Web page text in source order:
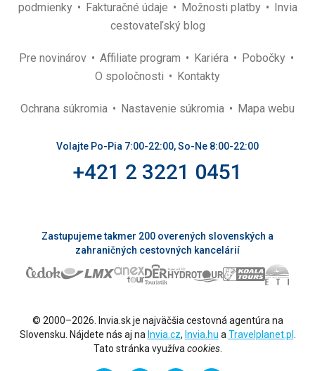
podmienky
Fakturačné údaje Možnosti platby
Invia
cestovateľský blog
Pre novinárov Affiliate program Kariéra
Pobočky
O spoločnosti
Kontakty
Ochrana súkromia Nastavenie súkromia Mapa webu
Volajte Po-Pia 7:00-22:00, So-Ne 8:00-22:00
+421 2 3221 0451
Zastupujeme takmer 200 overených slovenských a
zahraničných cestovných kancelárií
© 2000–2026. Invia.sk je najväčšia cestovná agentúra na
Slovensku. Nájdete nás aj na Invia.cz, Invia.hu a Travelplanet.pl
Tato stránka využíva cookies.